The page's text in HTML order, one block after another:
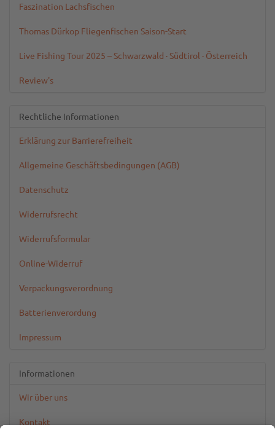
Faszination Lachsfischen
Thomas Dürkop Fliegenfischen Saison-Start
Live Fishing Tour 2025 – Schwarzwald · Südtirol · Österreich
Review's
Rechtliche Informationen
Erklärung zur Barrierefreiheit
Allgemeine Geschäftsbedingungen (AGB)
Datenschutz
Widerrufsrecht
Widerrufsformular
Online-Widerruf
Verpackungsverordnung
Batterienverordung
Impressum
Informationen
Wir über uns
Kontakt